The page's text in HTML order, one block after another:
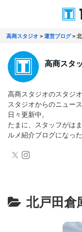
高商スタジオ >運営ブログ>
北戸田倉
高商スタ
高商スタジオのスタジ
スタジオからのニュー
日々更新中。
たまに、スタッフがは
ルメ紹介ブログになった